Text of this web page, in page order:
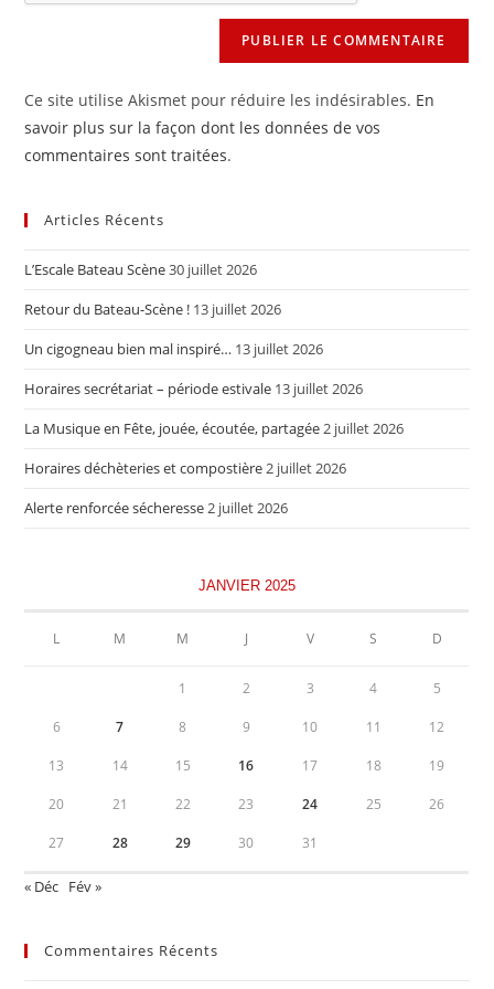
(facultatif)
Ce site utilise Akismet pour réduire les indésirables. En
savoir plus sur la façon dont les données de vos
commentaires sont traitées.
Articles Récents
L’Escale Bateau Scène30 juillet 2026
Retour du Bateau-Scène ! 13 juillet 2026
Un cigogneau bien mal inspiré… 13 juillet 2026
Horaires secrétariat – période estivale 13 juillet 2026
La Musique en Fête, jouée, écoutée, partagée2 juillet 2026
Horaires déchèteries et compostière2 juillet 2026
Alerte renforcée sécheresse2 juillet 2026
JANVIER 2025
L M M J V S D
1 2 3 4 5
6 7 8 9 10 11 12
13 14 15 16 17 18 19
20 21 22 23 24 25 26
27 28 29 30 31
« Déc Fév »
Commentaires Récents